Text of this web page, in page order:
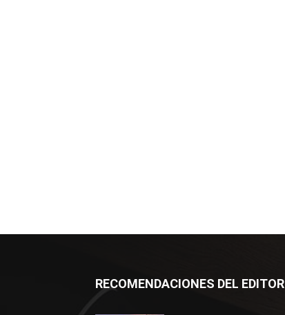
RECOMENDACIONES DEL EDITOR